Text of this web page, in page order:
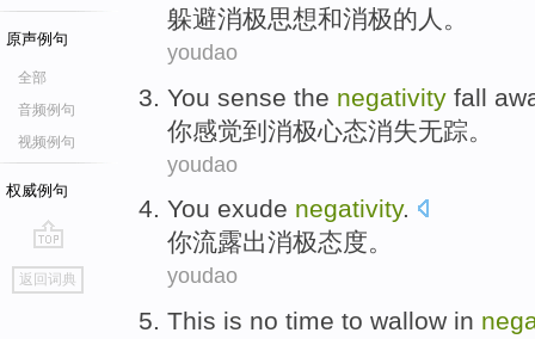
原声例句
全部
音频例句
视频例句
权威例句
go
top
返回词典
躲避消极思想和消极的 人 。
youdao
You sense the negativity fall
你感觉到 消极心态消失无踪。
youdao
You exude negativity.
你流露出消极态度。
youdao
This is no time to wallow in